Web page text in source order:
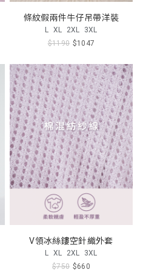
條紋假兩件牛仔吊帶洋裝
L XL 2XL 3XL
$1190 $1047
V領冰絲鏤空針織外套
L XL 2XL 3XL
$750 $660